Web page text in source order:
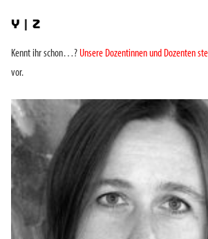
Y | Z
Kennt ihr schon…? Unsere Dozentinnen und Dozenten
vor.